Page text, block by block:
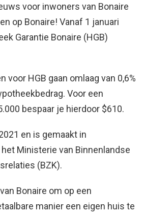
voor inwoners van Bonaire
op Bonaire! Vanaf 1 januari
Garantie Bonaire (HGB)
voor HGB gaan omlaag van 0,6%
Voor een
bespaar je hierdoor $610.
en is gemaakt in
Ministerie van Binnenlandse
(BZK).
Bonaire om op een
manier een eigen huis te